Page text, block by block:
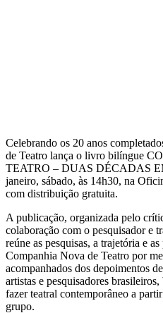
Celebrando os 20 anos
de Teatro lança o livro bilíngue
TEATRO – DUAS DÉCADAS
janeiro, sábado, às 14h30, na
com distribuição gratuita.
A publicação, organizada pelo
colaboração com o pesquisador e
reúne as pesquisas, a trajetória e
Companhia Nova de Teatro por
acompanhados dos depoimentos
artistas e pesquisadores
fazer teatral contemporâneo a
grupo.